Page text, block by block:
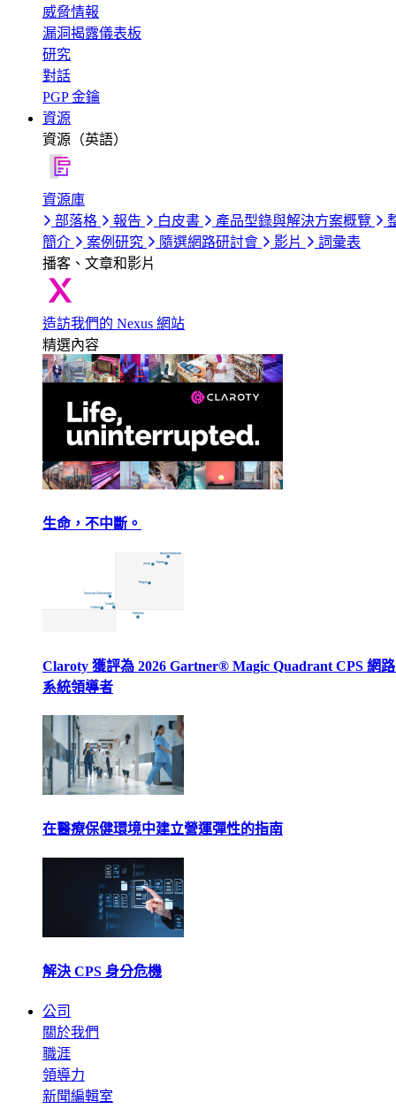
威脅情報
漏洞揭露儀表板
研究
對話
PGP 金鑰
資源
資源（英語）
資源庫
部落格
報告 白皮書 產品型錄與解決方案概覽
簡介
案例研究 隨選網路研討會 影片
詞彙表
播客、文章和影片
造訪我們的 Nexus 網站
精選內容
生命，不中斷。
Claroty 獲評為 2026 Gartner® Magic Quadrant CPS 網
系統領導者
在醫療保健環境中建立營運彈性的指南
解決 CPS 身分危機
公司
關於我們
職涯
領導力
新聞編輯室